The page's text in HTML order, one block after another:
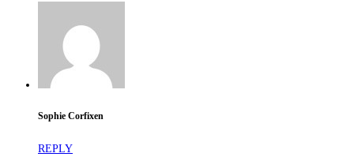
Sophie Corfixen
REPLY